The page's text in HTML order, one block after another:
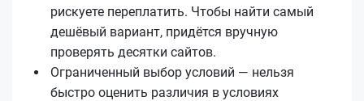
рискуете переплатить. Чтобы найти самый
дешёвый вариант, придётся вручную
проверять десятки сайтов.
Ограниченный выбор условий — нельзя
быстро оценить различия в условиях